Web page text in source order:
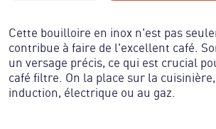
Cette bouilloire en inox n'est pas
contribue à faire de l'excellent café.
un versage précis, ce qui est crucial
café filtre. On la place sur la
induction, électrique ou au gaz.